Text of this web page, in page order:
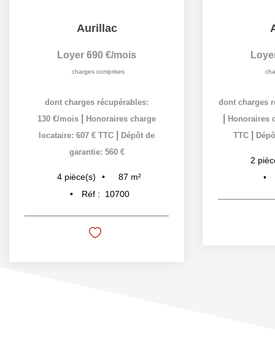
Aurillac
Loyer 690 €/mois
charges comprises
dont charges récupérables:
130 €/mois
Honoraires charge
locataire: 607 € TTC
Dépôt de
garantie: 560 €
4 pièce(s) 87 m²
Réf :
10700
dont charges
Honoraires
TTC
2